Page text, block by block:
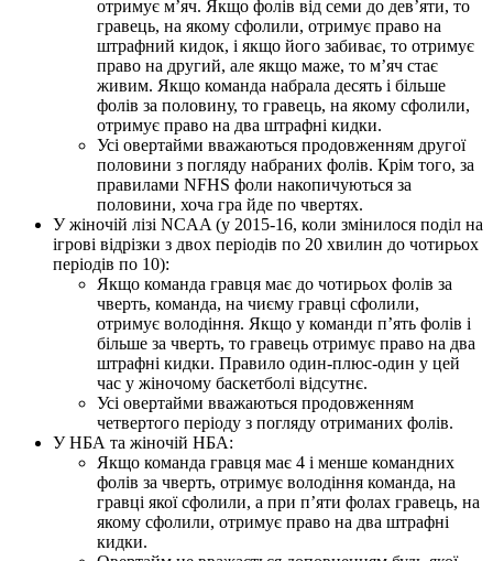
отримує м’яч. Якщо фолів від семи до дев’яти, то
гравець, на якому сфолили, отримує право на
штрафний кидок, і якщо його забиває, то отримує
право на другий, але якщо маже, то м’яч стає
живим. Якщо команда набрала десять і більше
фолів за половину, то гравець, на якому сфолили,
отримує право на два штрафні кидки.
Усі овертайми вважаються продовженням другої
половини з погляду набраних фолів. Крім того, за
правилами NFHS фоли накопичуються за
половини, хоча гра йде по чвертях.
У жіночій лізі NCAA (у 2015-16, коли змінилося поділ на
ігрові відрізки з двох періодів по 20 хвилин до чотирьох
періодів по 10):
Якщо команда гравця має до чотирьох фолів за
чверть, команда, на чиєму гравці сфолили,
отримує володіння. Якщо у команди п’ять фолів і
більше за чверть, то гравець отримує право на два
штрафні кидки. Правило один-плюс-один у цей
час у жіночому баскетболі відсутнє.
Усі овертайми вважаються продовженням
четвертого періоду з погляду отриманих фолів.
У НБА та жіночій НБА:
Якщо команда гравця має 4 і менше командних
фолів за чверть, отримує володіння команда, на
гравці якої сфолили, а при п’яти фолах гравець, на
якому сфолили, отримує право на два штрафні
кидки.